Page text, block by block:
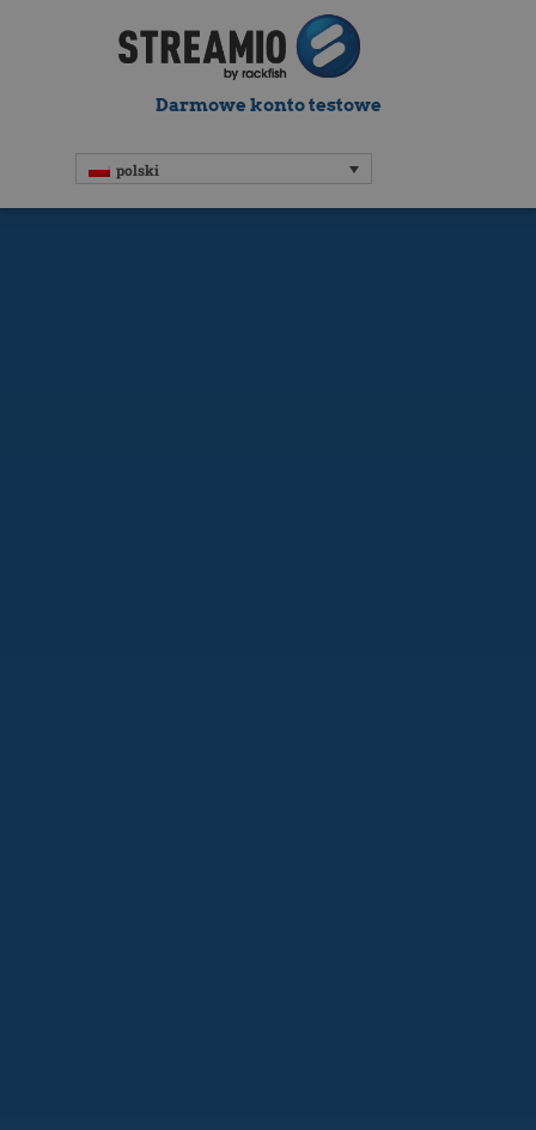
Darmowe konto testowe
polski